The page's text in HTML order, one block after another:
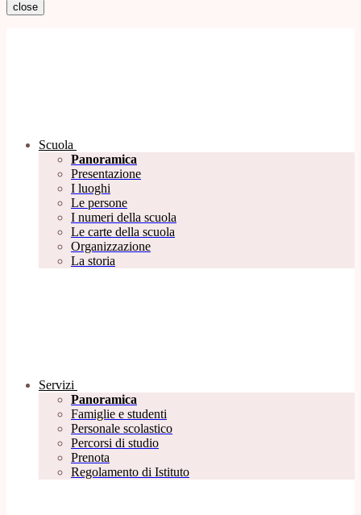
close
Scuola
Panoramica
Presentazione
I luoghi
Le persone
I numeri della scuola
Le carte della scuola
Organizzazione
La storia
Servizi
Panoramica
Famiglie e studenti
Personale scolastico
Percorsi di studio
Prenota
Regolamento di Istituto